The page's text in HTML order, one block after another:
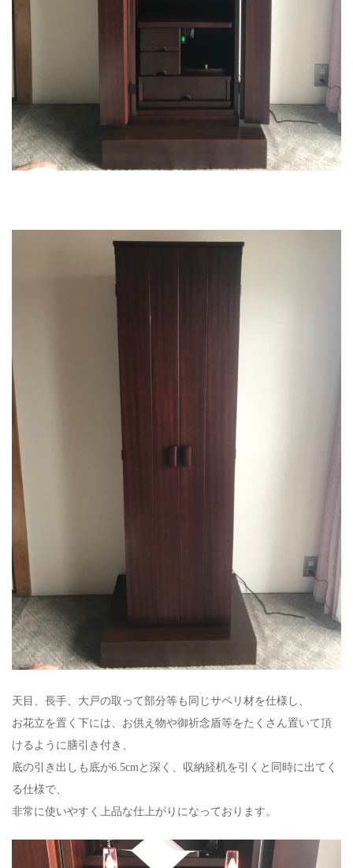
天目、長手、大戸の取って部分等も同じサペリ材を仕様し、
お花立を置く下には、お供え物や御祈念盾等をたくさん置いて頂
けるように膳引き付き、
底の引き出しも底が6.5cmと深く、収納経机を引くと同時に出てく
る仕様で、
非常に使いやすく上品な仕上がりになっております。